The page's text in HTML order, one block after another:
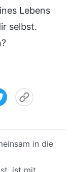
Lebens
selbst.
in die
ist mit